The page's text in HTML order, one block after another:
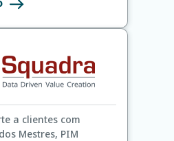
dados em diversos
a clientes com
Mestres, PIM